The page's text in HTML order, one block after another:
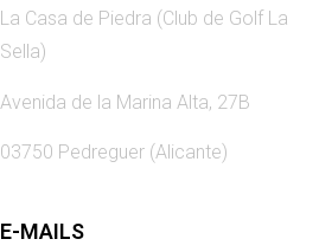
La Casa de Piedra (Club de Golf La
Sella)
Avenida de la Marina Alta, 27B
03750 Pedreguer (Alicante)
E-MAILS